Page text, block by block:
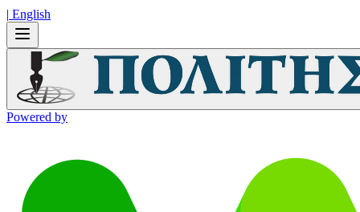
| Εnglish
Powered by